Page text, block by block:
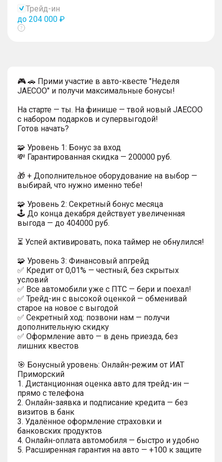
Трейд-ин
до 204 000 ₽
Показать
🎮 🚗 Прими участие в авто-квесте "Неделя
JAECOO" и получи максимальные бонусы!
На старте — ты. На финише — твой новый JAECOO
с набором подарков и супервыгодой!
Готов начать?
🧩 Уровень 1: Бонус за вход
💸 Гарантированная скидка — 200000 руб.
🎁 + Дополнительное оборудование на выбор —
выбирай, что нужно именно тебе!
🧩 Уровень 2: Секретный бонус месяца
🕹️ До конца декабря действует увеличенная
выгода — до 404000 руб.
⏳ Успей активировать, пока таймер не обнулился!
🧩 Уровень 3: Финансовый апгрейд
✅ Кредит от 0,01% — честный, без скрытых
условий
✅ Все автомобили уже с ПТС — бери и поехал!
✅ Трейд-ин с высокой оценкой — обменивай
старое на новое с выгодой
✅ Секретный ход: позвони нам — получи
дополнительную скидку
✅ Оформление авто — в день приезда, без
лишних квестов
🎯 Бонусный уровень: Онлайн-режим от ИАТ
Приморский
1. Дистанционная оценка авто для трейд-ин —
прямо с телефона
2. Онлайн-заявка и подписание кредита — без
визитов в банк
3. Удалённое оформление страховки и
банковских продуктов
4. Онлайн-оплата автомобиля — быстро и удобно
5. Расширенная гарантия на авто — +100 к защите